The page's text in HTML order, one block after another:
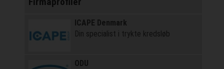
ICAPE Denmark
Din specialist i trykte kredsløb
ODU